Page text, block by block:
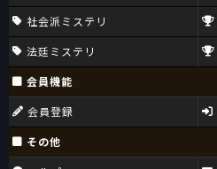
社会派ミステリ
法廷ミステリ
会員機能
会員登録
その他